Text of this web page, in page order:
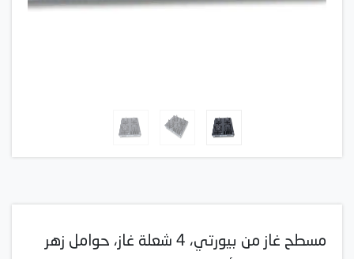
مسطح غاز من بيورتي، 4 شعلة غاز، حوامل زهر